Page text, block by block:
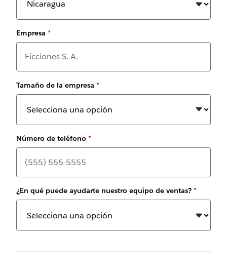
Empresa *
Tamaño de la empresa *
Número de teléfono *
¿En qué puede ayudarte nuestro equipo de ventas? *